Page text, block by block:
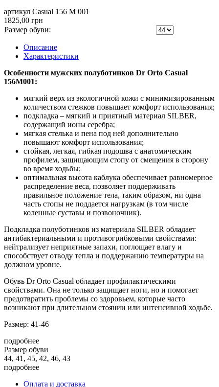
артикул Casual 156 M 001
1825,00 грн
Размер обуви:
Описание
Характеристики
Особенности мужских полуботинков Dr Orto Casual
156M001:
мягкий верх из экологичной кожи с минимизированным
количеством стежков повышает комфорт использования;
подкладка – мягкий и приятный материал SILBER,
содержащий ионы серебра;
мягкая стелька и пена под ней дополнительно
повышают комфорт использования;
стойкая, легкая, гибкая подошва с анатомическим
профилем, защищающим стопу от смещения в сторону
во время ходьбы;
оптимальная высота каблука обеспечивает равномерное
распределение веса, позволяет поддерживать
правильное положение тела, таким образом, ни одна
часть стопы не поддается нагрузкам (в том числе
коленные суставы и позвоночник).
Подкладка полуботинков из материала SILBER обладает
антибактериальными и противогрибковыми свойствами:
нейтрализует неприятные запахи, поглощает влагу и
способствует отводу тепла и поддержанию температуры на
должном уровне.
Обувь Dr Orto Casual обладает профилактическими
свойствами. Она не только защищает ноги, но и помогает
предотвратить проблемы со здоровьем, которые часто
возникают при длительном стоянии или интенсивной ходьбе.
Размер: 41-46
подробнее
Размер обуви
44, 41, 45, 42, 46, 43
подробнее
Оплата и доставка